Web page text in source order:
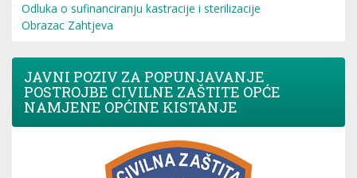
Odluka o sufinanciranju kastracije i sterilizacije
Obrazac Zahtjeva
JAVNI POZIV ZA POPUNJAVANJE
POSTROJBE CIVILNE ZAŠTITE OPĆE
NAMJENE OPĆINE KISTANJE